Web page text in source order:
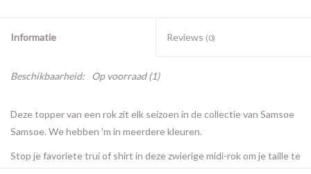
Informatie Reviews (0)
Beschikbaarheid: Op voorraad(1)
Deze topper van een rok zit elk seizoen in de collectie van Samsoe
Samsoe. We hebben 'm in meerdere kleuren.
Stop je favoriete trui of shirt in deze zwierige midi-rok om je taille te